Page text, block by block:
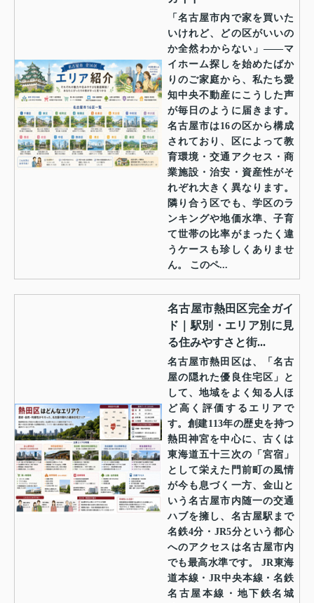
「名古屋市内で家を買いた
いけれど、どの区がいいの
か全然わからない」——マ
イホーム探しを始めたばか
りのご家庭から、私たち愛
知中央不動産にこうした声
が毎日のように届きます。
名古屋市は16の区から構成
されており、区によって教
育環境・交通アクセス・商
業施設・治安・資産性がそ
れぞれ大きく異なります。
隣り合う区でも、学区のラ
ンキングや地価水準、子育
て世帯の比率がまったく違
うケースも珍しくありませ
ん。 このペ...
名古屋市熱田区完全ガイ
ド｜駅別・エリア別に見
る住みやすさと街...
名古屋市熱田区は、「名古
屋の隠れた優良住宅区」と
して、地域をよく知る人ほ
ど高く評価するエリアで
す。創建113年の歴史を持つ
熱田神宮を中心に、古くは
東海道五十三次の「宮宿」
として栄えた門前町の風情
が今も息づく一方、金山と
いう名古屋市内随一の交通
ハブを擁し、名古屋駅まで
名鉄4分・JR5分という都心
へのアクセスは名古屋市内
でも最高水準です。 JR東海
道本線・JR中央本線・名鉄
名古屋本線・地下鉄名城